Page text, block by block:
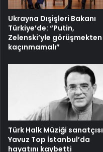
Ukrayna Dışişleri Bakanı
Türkiye’de: “Putin,
Zelenski’yle görüşmekten
kaçınmamalı”
Türk Halk Müziği sanatçısı
Yavuz Top İstanbul’da
hayatını kaybetti